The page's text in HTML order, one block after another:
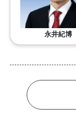
永井紀博